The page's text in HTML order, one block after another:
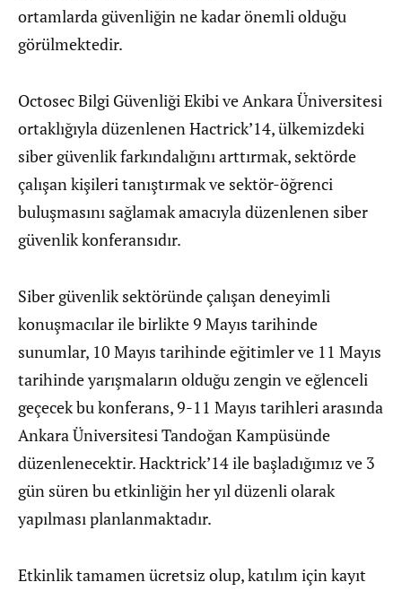
ortamlarda güvenliğin ne kadar önemli olduğu
görülmektedir.
Octosec Bilgi Güvenliği Ekibi ve Ankara Üniversitesi
ortaklığıyla düzenlenen Hactrick’14, ülkemizdeki
siber güvenlik farkındalığını arttırmak, sektörde
çalışan kişileri tanıştırmak ve sektör-öğrenci
buluşmasını sağlamak amacıyla düzenlenen siber
güvenlik konferansıdır.
Siber güvenlik sektöründe çalışan deneyimli
konuşmacılar ile birlikte 9 Mayıs tarihinde
sunumlar, 10 Mayıs tarihinde eğitimler ve 11 Mayıs
tarihinde yarışmaların olduğu zengin ve eğlenceli
geçecek bu konferans, 9-11 Mayıs tarihleri arasında
Ankara Üniversitesi Tandoğan Kampüsünde
düzenlenecektir. Hacktrick’14 ile başladığımız ve 3
gün süren bu etkinliğin her yıl düzenli olarak
yapılması planlanmaktadır.
Etkinlik tamamen ücretsiz olup, katılım için kayıt